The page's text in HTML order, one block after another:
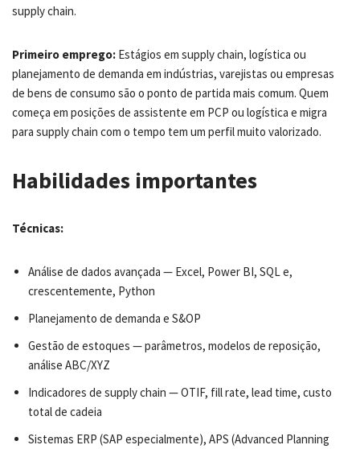
supply chain.
Primeiro emprego: Estágios em supply chain, logística ou
planejamento de demanda em indústrias, varejistas ou empresas
de bens de consumo são o ponto de partida mais comum. Quem
começa em posições de assistente em PCP ou logística e migra
para supply chain com o tempo tem um perfil muito valorizado.
Habilidades importantes
Técnicas:
Análise de dados avançada — Excel, Power BI, SQL e,
crescentemente, Python
Planejamento de demanda e S&OP
Gestão de estoques — parâmetros, modelos de reposição,
análise ABC/XYZ
Indicadores de supply chain — OTIF, fill rate, lead time, custo
total de cadeia
Sistemas ERP (SAP especialmente), APS (Advanced Planning